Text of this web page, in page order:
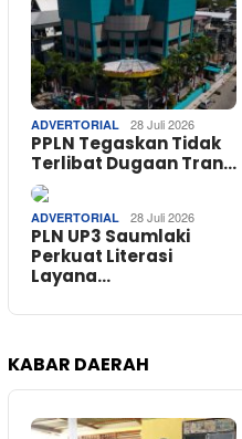
ADVERTORIAL 28 Juli 2026
PPLN Tegaskan Tidak
Terlibat Dugaan Tran…
ADVERTORIAL 28 Juli 2026
PLN UP3 Saumlaki
Perkuat Literasi
Layana…
KABAR DAERAH